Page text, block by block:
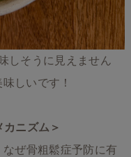
しそうに見えません
しいです！
ニズム＞
ぜ骨粗鬆症予防に有